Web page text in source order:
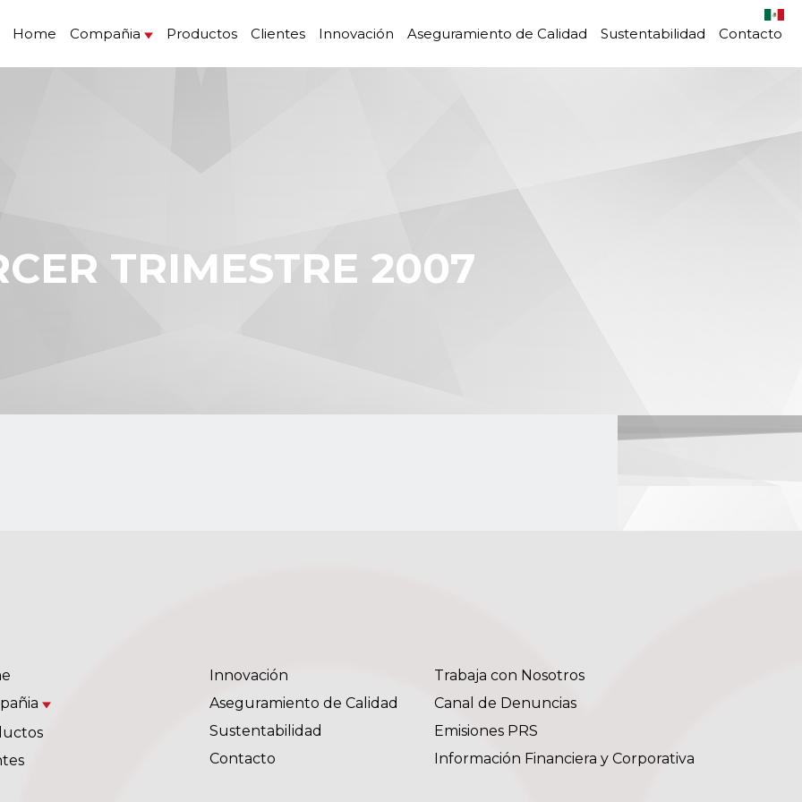
Home Compañia Productos Clientes Innovación Aseguramiento de Calidad Sustentabilidad Contacto
TRIMESTRE 2007
Innovación
Aseguramiento de Calidad
Sustentabilidad
Contacto
Trabaja con Nosotros
Canal de Denuncias
Emisiones PRS
Información Financiera y Corporativa